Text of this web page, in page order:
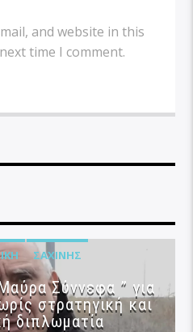
and website in this
time I comment.
ΣΑΧΊΝΗΣ
Σύννεφα ” για
στρατηγική και
διπλωματία